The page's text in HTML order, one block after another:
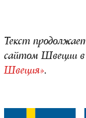
Текст
сайтом Швеции в
Швеция».